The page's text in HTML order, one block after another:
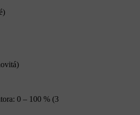
0 – 100 % (3